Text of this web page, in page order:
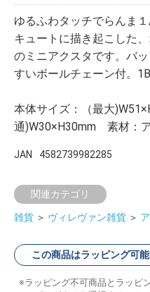
ゆるふわタッチでらんま
キュートに描き起こした
のミニアクスタです。バ
すいボールチェーン付。
本体サイズ：（最大
通)W30×H30mm 素材：
JAN 4582739982285
関連カテゴリ
雑貨 ＞ ヴィレヴァン雑貨 ＞
この商品はラッピング可
ラッピング不可商品とラッピ